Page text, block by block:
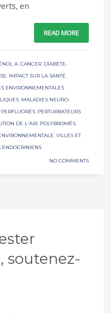
en
READ MORE
A, CANCER, DIABÈTE-
, IMPACT SUR LA SANTÉ,
ENVIRONNEMENTALES
, MALADIES NEURO-
PERFLUORÉS, PERTURBATEURS
DE L'AIR, POLYBROMÉS,
, VILLES ET
ENDOCRINIENS
NO COMMENTS
soutenez-